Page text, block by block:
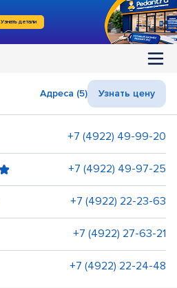
Узнать детали
Адреса (5) Узнать цену
+7 (4922) 49-99-20
+7 (4922) 49-97-25
+7 (4922) 22-23-63
+7 (4922) 27-63-21
+7 (4922) 22-24-48